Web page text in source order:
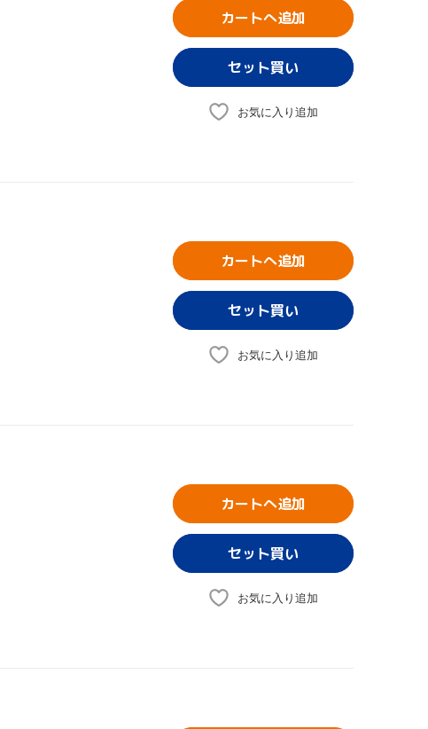
カートへ追加
お気に入り追加
カートへ追加
お気に入り追加
カートへ追加
お気に入り追加